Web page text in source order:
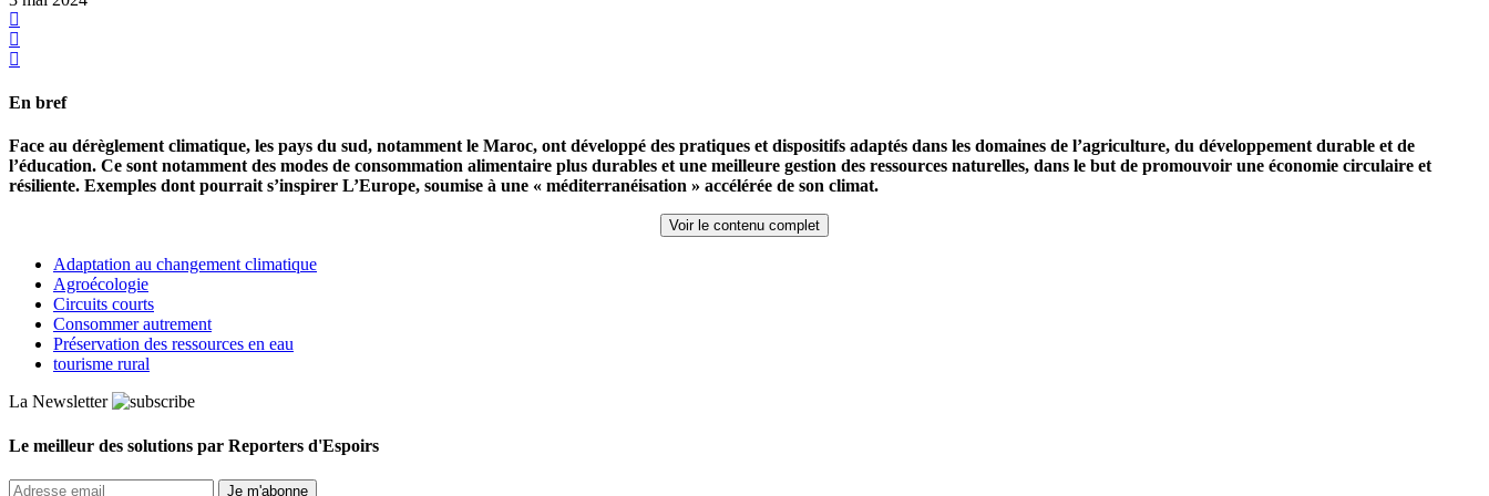
En bref
Face au dérèglement climatique, les pays du sud, notamment le Maroc, ont développé des pratiques et dispositifs adaptés dans les domaines de l’agriculture, du développement durable et de
l’éducation. Ce sont notamment des modes de consommation alimentaire plus durables et une meilleure gestion des ressources naturelles, dans le but de promouvoir une économie circulaire et
résiliente. Exemples dont pourrait s’inspirer L’Europe, soumise à une « méditerranéisation » accélérée de son climat.
Voir le contenu complet
Adaptation au changement climatique
Agroécologie
Circuits courts
Consommer autrement
Préservation des ressources en eau
tourisme rural
La Newsletter
Le meilleur des solutions par Reporters d'Espoirs